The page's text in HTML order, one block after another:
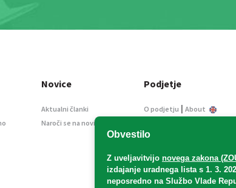
Obvestilo
Z uveljavitvijo novega zakona
izdajanje uradnega lista s 1. 3.
neposredno na Službo Vlade
Novice
Aktualni članki
Naroči se na novice
Podjetje
O podjetju | About
Informacije javnega
Oglaševanje
Splošni pogoji